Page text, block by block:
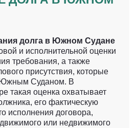
долга в Южном Судане
и исполнительной оценки
требования, а также
присутствия, которые
Южным Суданом. В
такая оценка охватывает
его фактическую
исполнения договора,
или недвижимого